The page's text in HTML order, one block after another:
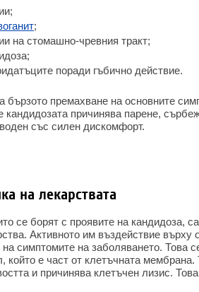
;
на стомашно-чревния тракт;
поради гъбично действие.
бързото премахване на основните
причинява парене,
със силен дискомфорт.
на лекарствата
се борят с проявите на кандидоза,
Активното им въздействие върху
симптомите на заболяването. Това
който е част от клетъчната
и причинява клетъчен лизис.